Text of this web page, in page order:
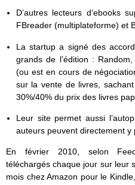
D’autres lecteurs d’ebooks
FBreader (multiplateforme) et
La startup a signé des
grands de l’édition :
(ou est en cours de
sur la vente de livres,
30%/40% du prix des livres
Leur site permet aussi
auteurs peuvent directement y
En février 2010, selon
téléchargés chaque jour sur leur
mois chez Amazon pour le